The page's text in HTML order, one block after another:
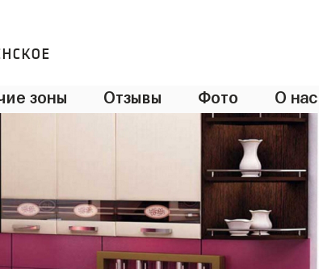
зоны Отзывы Фото О нас